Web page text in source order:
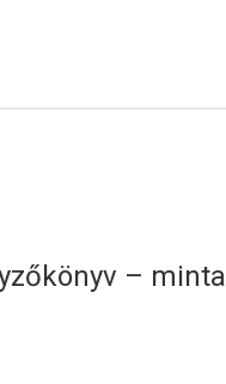
– minta